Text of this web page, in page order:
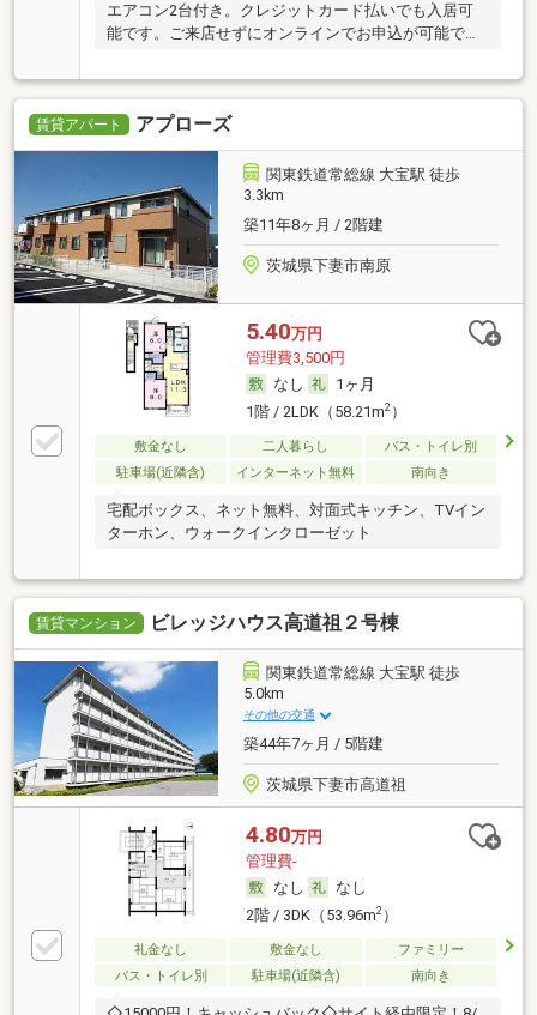
エアコン2台付き。クレジットカード払いでも入居可
能です。ご来店せずにオンラインでお申込が可能で
賃貸アパート アプローズ
関東鉄道常総線 大宝駅 徒歩
3.3km
築11年8ヶ月 / 2階建
茨城県下妻市南原
5.40万円
管理費3,500円
なし
1ヶ月
1階 / 2LDK（58.21m2）
敷金なし 二人暮らし
バス・トイレ別
駐車場(近隣含)
インターネット無料 南向き
宅配ボックス、ネット無料、対面式キッチン、TVイン
ターホン、ウォークインクローゼット
賃貸マンション ビレッジハウス高道祖２号棟
関東鉄道常総線 大宝駅 徒歩
5.0km
その他の交通
築44年7ヶ月 / 5階建
茨城県下妻市高道祖
4.80万円
管理費-
なし
なし
2階 / 3DK（53.96m2）
礼金なし 敷金なし
ファミリー
バス・トイレ別
駐車場(近隣含) 南向き